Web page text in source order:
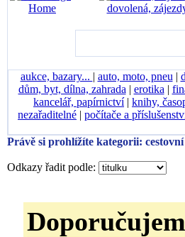
Home
dovolená,
aukce, bazary... | auto, moto, pneu |
dům, byt, dílna, zahrada | erotika |
kancelář, papírnictví| knihy,
nezařaditelné | počítače a
Právě si prohlížíte kategorii:
Odkazy řadit podle: